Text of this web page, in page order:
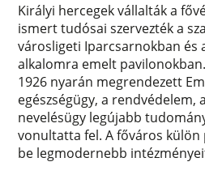
Királyi hercegek vállalták a
ismert tudósai szervezték a
városligeti Iparcsarnokban és
alkalomra emelt
1926 nyarán megrendezett
egészségügy, a rendvédelem,
nevelésügy legújabb
vonultatta fel. A főváros
be legmodernebb